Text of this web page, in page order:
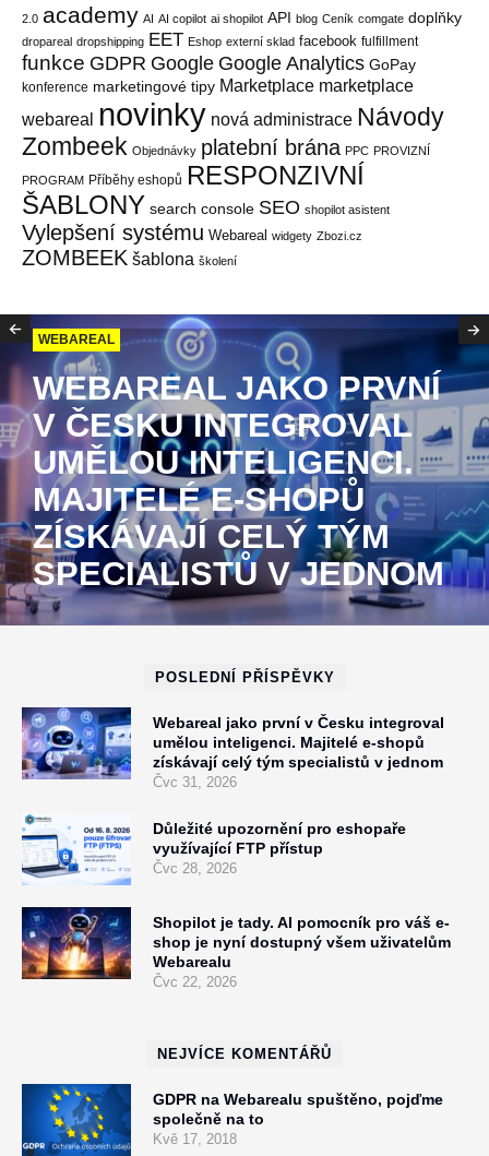
2.0 academy AI AI copilot ai shopilot API blog Ceník comgate doplňky
dropareal dropshipping EET Eshop externí sklad facebook fulfillment
funkce GDPR Google Google Analytics GoPay
konference marketingové tipy Marketplace marketplace
webareal novinky nová administrace Návody
Zombeek Objednávky platební brána PPC PROVIZNÍ
PROGRAM Příběhy eshopů RESPONZIVNÍ
ŠABLONY search console SEO shopilot asistent
Vylepšení systému Webareal widgety Zbozi.cz
ZOMBEEK šablona školení
WEBAREAL
WEBAREAL JAKO PRVNÍ
V ČESKU INTEGROVAL
UMĚLOU INTELIGENCI.
MAJITELÉ E-SHOPŮ
ZÍSKÁVAJÍ CELÝ TÝM
SPECIALISTŮ V JEDNOM
POSLEDNÍ PŘÍSPĚVKY
Webareal jako první v Česku integroval
umělou inteligenci. Majitelé e-shopů
získávají celý tým specialistů v jednom
Čvc 31, 2026
Důležité upozornění pro eshopaře
využívající FTP přístup
Čvc 28, 2026
Shopilot je tady. AI pomocník pro váš e-
shop je nyní dostupný všem uživatelům
Webarealu
Čvc 22, 2026
NEJVÍCE KOMENTÁŘŮ
GDPR na Webarealu spuštěno, pojďme
společně na to
Kvě 17, 2018